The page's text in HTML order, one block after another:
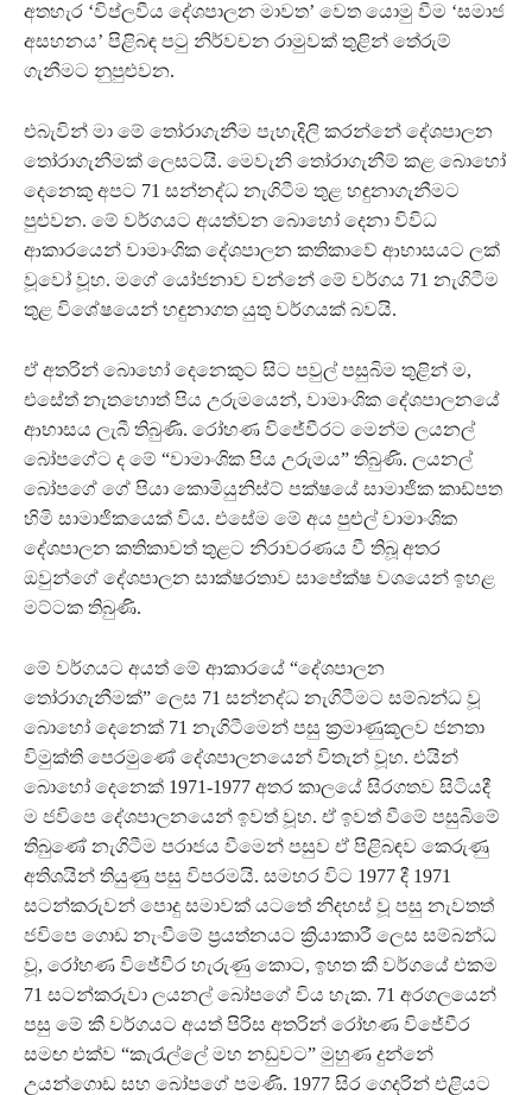
අතහැර ‘විප්ලවීය දේශපාලන මාවත’ වෙත යොමු වීම ‘සමාජ
අසහනය’ පිළිබඳ පටු නිර්වචන රාමුවක් තුළින් තේරුම්
ගැනීමට නුපුළුවන.
එබැවින් මා මේ තෝරාගැනීම පැහැදිලි කරන්නේ දේශපාලන
තෝරාගැනීමක් ලෙසටයි. මෙවැනි තෝරාගැනීම් කළ බොහෝ
දෙනෙකු අපට 71 සන්නද්ධ නැගිටීම තුළ හඳුනාගැනීමට
පුළුවන. මේ වර්ගයට අයත්වන බොහෝ දෙනා විවිධ
ආකාරයෙන් වාමාංශික දේශපාලන කතිකාවේ ආභාසයට ලක්
වූවෝ වූහ. මගේ යෝජනාව වන්නේ මේ වර්ගය 71 නැගිටීම
තුළ විශේෂයෙන් හඳුනාගත යුතු වර්ගයක් බවයි.
ඒ අතරින් බොහෝ දෙනෙකුට සිට පවුල් පසුබිම තුළින් ම,
එසේත් නැතහොත් පිය උරුමයෙන්, වාමාංශික දේශපාලනයේ
ආභාසය ලැබී තිබුණි. රෝහණ විජේවීරට මෙන්ම ලයනල්
බෝපගේට ද මේ “වාමාංශික පිය උරුමය” තිබුණි. ලයනල්
බෝපගේ ගේ පියා කොමියුනිස්ට් පක්ෂයේ සාමාජික කාඩ්පත
හිමි සාමාජිකයෙක් විය. එසේම මේ අය පුළුල් වාමාංශික
දේශපාලන කතිකාවත් තුළට නිරාවරණය වී තිබූ අතර
ඔවුන්ගේ දේශපාලන සාක්ෂරතාව සාපේක්ෂ වශයෙන් ඉහළ
මට්ටක තිබුණි.
මේ වර්ගයට අයත් මේ ආකාරයේ “දේශපාලන
තෝරාගැනීමක්” ලෙස 71 සන්නද්ධ නැගිටීමට සම්බන්ධ වූ
බොහෝ දෙනෙක් 71 නැගිටීමෙන් පසු ක්‍රමාණුකූලව ජනතා
විමුක්ති පෙරමුණේ දේශපාලනයෙන් විතැන් වූහ. එයින්
බොහෝ දෙනෙක් 1971-1977 අතර කාලයේ සිරගතව සිටියදී
ම ජවිපෙ දේශපාලනයෙන් ඉවත් වූහ. ඒ ඉවත් වීමේ පසුබිමේ
තිබුණේ නැගිටීම පරාජය වීමෙන් පසුව ඒ පිළිබඳව කෙරුණු
අතිශයින් තියුණු පසු විපරමයි. සමහර විට 1977 දී 1971
සටන්කරුවන් පොදු සමාවක් යටතේ නිදහස් වූ පසු නැවතත්
ජවිපෙ ගොඩ නැංවීමේ ප්‍රයත්නයට ක්‍රියාකාරී ලෙස සම්බන්ධ
වූ, රෝහණ විජේවීර හැරුණු කොට, ඉහත කී වර්ගයේ එකම
71 සටන්කරුවා ලයනල් බෝපගේ විය හැක. 71 අරගලයෙන්
පසු මේ කී වර්ගයට අයත් පිරිස අතරින් රෝහණ විජේවීර
සමඟ එක්ව “කැරැල්ලේ මහ නඩුවට” මුහුණ දුන්නේ
උයන්ගොඩ සහ බෝපගේ පමණි. 1977 සිර ගෙදරින් එළියට